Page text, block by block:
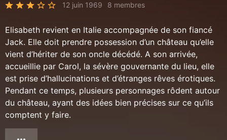
12 juin 1969 8 membres
Elisabeth revient en Italie accompagnée de son fiancé
Jack. Elle doit prendre possession d’un château qu’elle
vient d’hériter de son oncle décédé. A son arrivée,
accueillie par Carol, la sévère gouvernante du lieu, elle
est prise d’hallucinations et d’étranges rêves érotiques.
Pendant ce temps, plusieurs personnages rôdent autour
du château, ayant des idées bien précises sur ce qu’ils
comptent y faire.